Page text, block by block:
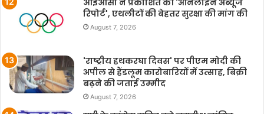
रिपोर्ट', एथलीटों की बेहतर सुरक्षा की मांग की
August 7, 2026
'राष्ट्रीय हथकरघा दिवस' पर पीएम मोदी की
अपील से हैंडलूम कारोबारियों में उत्साह, बिक्री
बढ़ने की जताई उम्मीद
August 7, 2026